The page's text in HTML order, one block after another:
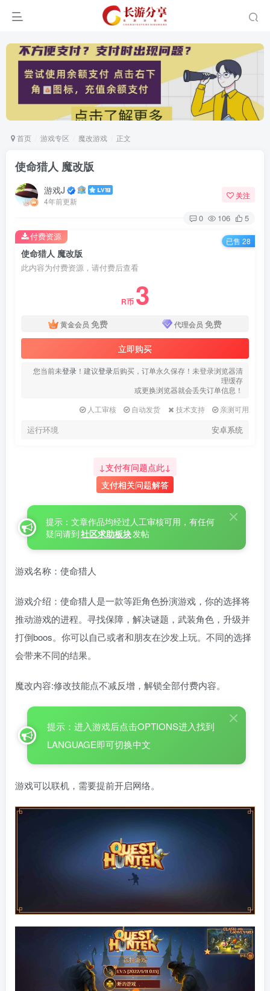
首页 游戏专区 魔改游戏 正文
使命猎人 魔改版
游戏J
4年前更新
关注
0 106 5
使命猎人 魔改版
此内容为付费资源，请付费后查看
R币 3
黄金会员 免费 代理会员 免费
立即购买
您当前未登录 ！建议登录后购买，订单永久保存！未登录浏览器清
理缓存
或更换浏览器就会丢失订单信息！
人工审核
自动发货 技术支持 亲测可用
运行环境 安卓系统
付费资源 已售 28
↓支付有问题点此↓
支付相关问题解答
提示：文章作品均经过人工审核可用，有任何
疑问请到社区求助板块发帖
游戏名称：使命猎人
游戏介绍：使命猎人是一款等距角色扮演游戏，你的选择将
推动游戏的进程。寻找保障，解决谜题，武装角色，升级并
打倒boos。你可以自己或者和朋友在沙发上玩。不同的选择
会带来不同的结果。
魔改内容:修改技能点不减反增，解锁全部付费内容。
提示：进入游戏后点击OPTIONS进入找到
LANGUAGE即可切换中文
游戏可以联机，需要提前开启网络。